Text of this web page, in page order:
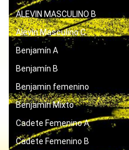
ALEVIN MASCULINO B
Alevín Masculino C
Benjamín A
Benjamín B
Benjamin femenino
Benjamín Mixto
Cadete Femenino A
Cadete Femenino B